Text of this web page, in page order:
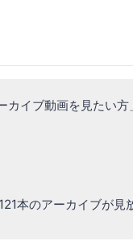
イブ動画を見たい方
本のアーカイブが見